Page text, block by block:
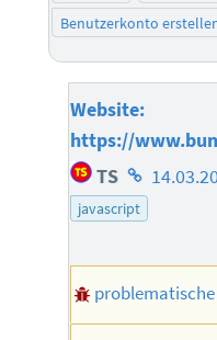
Benutzerkonto
Website:
https://
TS Homepage
des
javascript
problematische